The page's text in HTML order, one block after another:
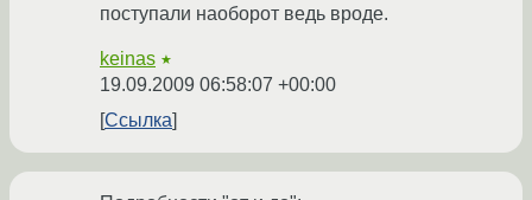
поступали наоборот ведь вроде.
keinas ★
19.09.2009 06:58:07 +00:00
Ссылка